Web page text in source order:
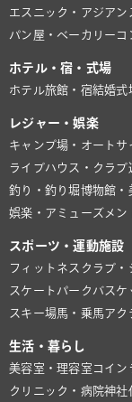
エスニック・アジアン
パン屋・ベーカリー コ
ホテル・宿・式場
ホテル旅館・宿結婚式
レジャー・娯楽
キャンプ場・オートサ
ライブハウス・クラブ
釣り・釣り堀博物館・
娯楽・アミューズメン
スポーツ・運動施設
フィットネスクラブ・
スケートパーク バスケ
スキー場馬・乗馬アク
生活・暮らし
美容室・理容室 コイン
クリニック・病院神社